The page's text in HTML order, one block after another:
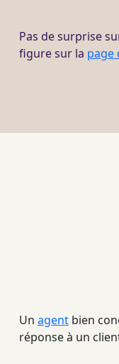
Pas de surprise
figure sur la page
Un agent bien
réponse à un